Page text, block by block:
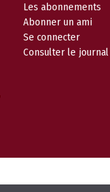
Les abonnements
Abonner un ami
Se connecter
Consulter le